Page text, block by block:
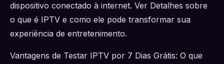
dispositivo conectado à internet. Ver Detalhes sobre
o que é IPTV e como ele pode transformar sua
experiência de entretenimento.
Vantagens de Testar IPTV por 7 Dias Grátis: O que